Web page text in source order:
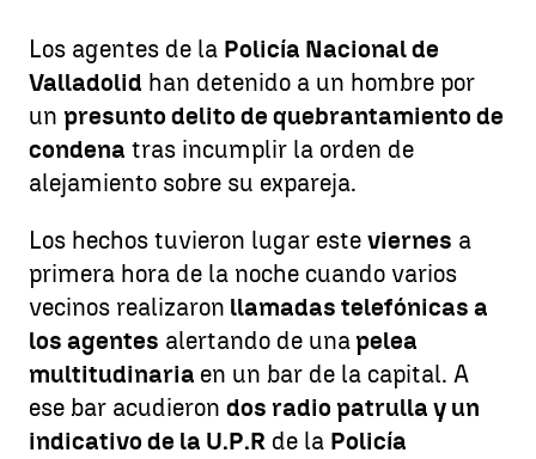
Los agentes de la Policía Nacional de
Valladolid han detenido a un hombre por
un presunto delito de quebrantamiento de
condena tras incumplir la orden de
alejamiento sobre su expareja.
Los hechos tuvieron lugar este viernes a
primera hora de la noche cuando varios
vecinos realizaron llamadas telefónicas a
los agentes alertando de unapelea
multitudinaria en un bar de la capital. A
ese bar acudieron dos radio patrulla y un
indicativo de la U.P.R de la Policía